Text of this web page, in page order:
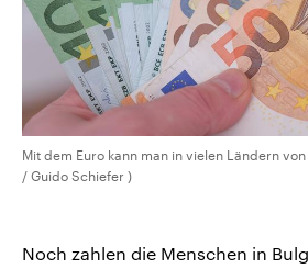
Mit dem Euro kann man in vielen Ländern
/ Guido Schiefer )
Noch zahlen die Menschen in